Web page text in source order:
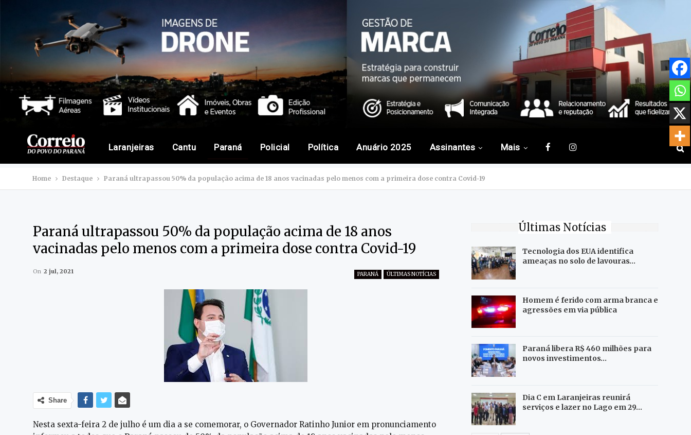
Laranjeiras Cantu Paraná Policial Política Anuário 2025 Assinantes Mais
Home Destaque Paraná ultrapassou 50% da população acima de 18 anos vacinadas pelo menos com a primeira dose contra Covid-19
Paraná ultrapassou 50% da população acima de 18 anos
vacinadas pelo menos com a primeira dose contra Covid-19
PARANÁ ÚLTIMAS NOTÍCIAS
On 2 jul, 2021
Share
Nesta sexta-feira 2 de julho é um dia a se comemorar, o Governador Ratinho Junior em pronunciamento
Últimas Notícias
Tecnologia dos EUA identifica
ameaças no solo de lavouras…
Homem é ferido com arma branca e
agressões em via pública
Paraná libera R$ 460 milhões para
novos investimentos…
Dia C em Laranjeiras reunirá
serviços e lazer no Lago em 29…